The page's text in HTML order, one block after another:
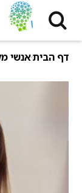
דף הביתאנשי